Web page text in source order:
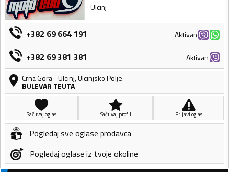
Ulcinj
+382 69 664 191 Aktivan
+382 69 381 381
Aktivan
Crna Gora-Ulcinj,Ulcinjsko Polje
BULEVAR TEUTA
Sačuvaj oglas Sačuvaj profil Prijavi oglas
Pogledaj sve oglase prodavca
Pogledaj oglase iz tvoje okoline